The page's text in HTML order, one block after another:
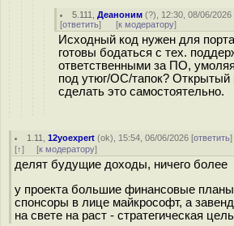
5.111 ,Деаноним (?), 12:30, 08/06/2026
[ответить] [к модератору]
Исходный код нужен для
готовы бодаться с тех.
ответственными за ПО,
под утюг/ОС/тапок? Открытый
сделать это самостоятельно.
1.11 ,12yoexpert (ok), 15:54, 06/06/2026 [ответить]
[↑] [к модератору]
делят будущие доходы, ничего более
у проекта большие финансовые
спонсоры в лице майкрософт, а
на свете на раст - стратегическая